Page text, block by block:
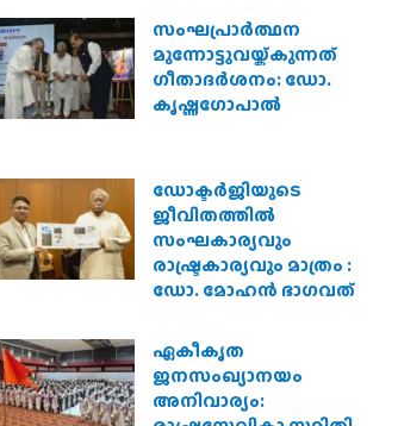
സംഘപ്രാര്‍ത്ഥന
മുന്നോട്ടുവയ്ക്കുന്നത്
ഗീതാദര്‍ശനം: ഡോ.
കൃഷ്ണഗോപാല്‍
ഡോക്ടർജിയുടെ
ജീവിതത്തിൽ
സംഘകാര്യവും
രാഷ്ട്രകാര്യവും മാത്രം :
ഡോ. മോഹൻ ഭാഗവത്
ഏകീകൃത
ജനസംഖ്യാനയം
അനിവാര്യം: